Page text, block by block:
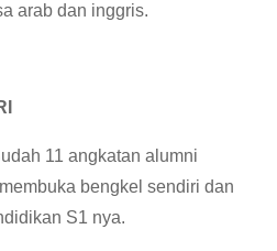
arab dan inggris.
11 angkatan alumni
bengkel sendiri dan
S1 nya.